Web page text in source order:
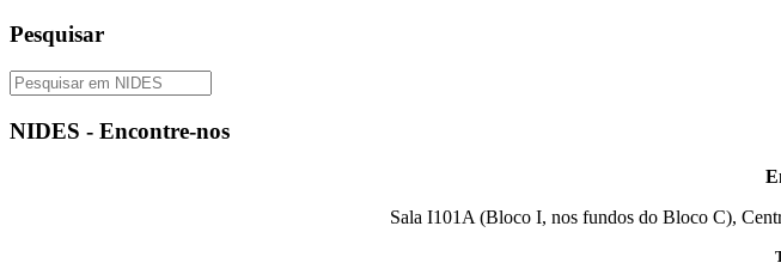
Pesquisar
NIDES - Encontre-nos
Sala I101A (Bloco I, nos fundos do Bloco C),